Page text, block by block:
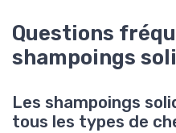
Questions
shampoings
Les shampoings
tous les types de